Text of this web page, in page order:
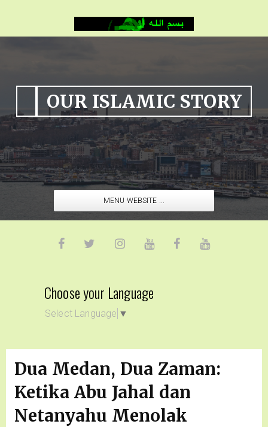
OUR ISLAMIC STORY
MENU WEBSITE ...
Choose your Language
Select Language ▼
Dua Medan, Dua Zaman:
Ketika Abu Jahal dan
Netanyahu Menolak